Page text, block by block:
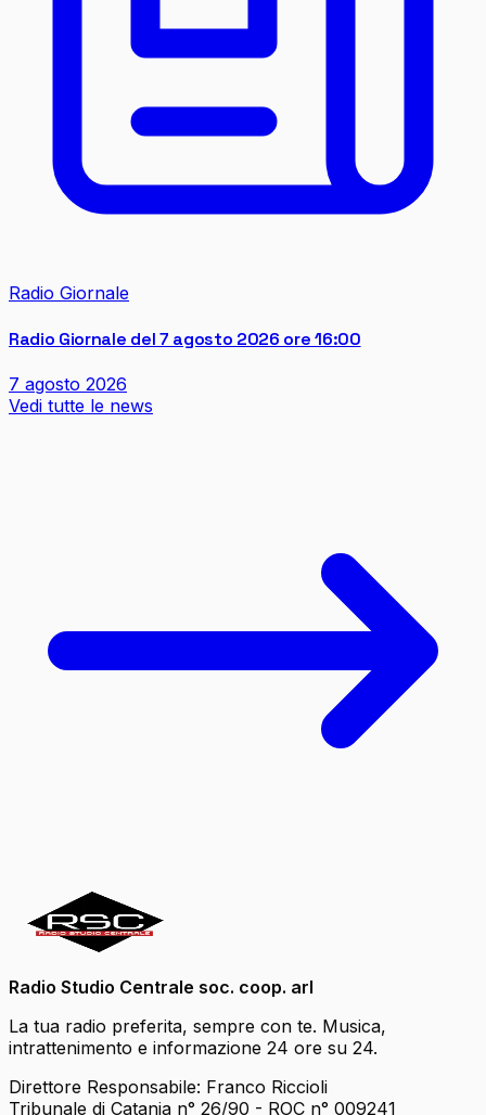
Radio Giornale
Radio Giornale del 7 agosto 2026 ore 16:00
7 agosto 2026
Vedi tutte le news
Radio Studio Centrale soc. coop. arl
La tua radio preferita, sempre con te. Musica,
intrattenimento e informazione 24 ore su 24.
Direttore Responsabile: Franco Riccioli
Tribunale di Catania n° 26/90 - ROC n° 009241